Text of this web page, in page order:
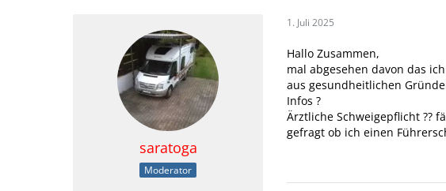
saratoga
Moderator
1. Juli 2025
Hallo Zusammen,
mal abgesehen davon das
aus gesundheitlichen
Infos ?
Ärztliche Schweigepflicht ??
gefragt ob ich einen